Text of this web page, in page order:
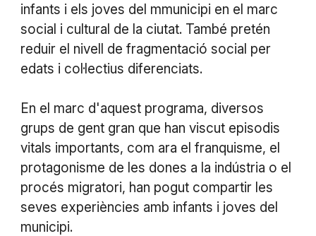
infants i els joves del mmunicipi en el marc
social i cultural de la ciutat. També pretén
reduir el nivell de fragmentació social per
edats i col·lectius diferenciats.
En el marc d'aquest programa, diversos
grups de gent gran que han viscut episodis
vitals importants, com ara el franquisme, el
protagonisme de les dones a la indústria o el
procés migratori, han pogut compartir les
seves experiències amb infants i joves del
municipi.